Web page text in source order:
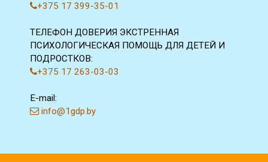
+375 17 399-35-01
ТЕЛЕФОН ДОВЕРИЯ ЭКСТРЕННАЯ
ПСИХОЛОГИЧЕСКАЯ ПОМОЩЬ ДЛЯ ДЕТЕЙ И
ПОДРОСТКОВ:
+375 17 263-03-03
E-mail:
info@1gdp.by